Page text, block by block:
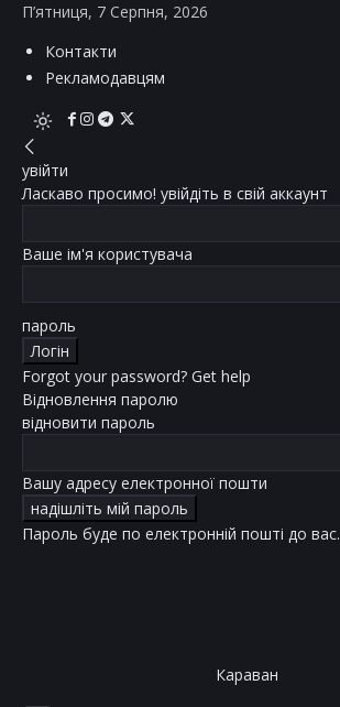
П’ятниця, 7 Серпня, 2026
Контакти
Рекламодавцям
увійти
Ласкаво просимо! увійдіть в свій аккаунт
Ваше ім'я користувача
пароль
Forgot your password? Get help
Відновлення паролю
відновити пароль
Вашу адресу електронної пошти
Пароль буде по електронній пошті до вас.
Караван